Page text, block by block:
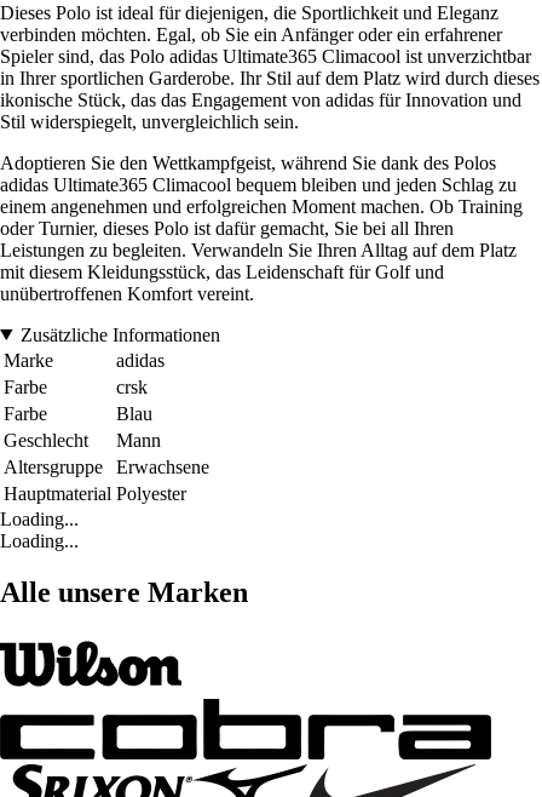
Dieses Polo ist ideal für diejenigen, die Sportlichkeit und Eleganz
verbinden möchten. Egal, ob Sie ein Anfänger oder ein erfahrener
Spieler sind, das Polo adidas Ultimate365 Climacool ist unverzichtbar
in Ihrer sportlichen Garderobe. Ihr Stil auf dem Platz wird durch dieses
ikonische Stück, das das Engagement von adidas für Innovation und
Stil widerspiegelt, unvergleichlich sein.
Adoptieren Sie den Wettkampfgeist, während Sie dank des Polos
adidas Ultimate365 Climacool bequem bleiben und jeden Schlag zu
einem angenehmen und erfolgreichen Moment machen. Ob Training
oder Turnier, dieses Polo ist dafür gemacht, Sie bei all Ihren
Leistungen zu begleiten. Verwandeln Sie Ihren Alltag auf dem Platz
mit diesem Kleidungsstück, das Leidenschaft für Golf und
unübertroffenen Komfort vereint.
Zusätzliche Informationen
Marke
adidas
Farbe
crsk
Farbe
Blau
Geschlecht
Mann
Altersgruppe
Erwachsene
Hauptmaterial Polyester
Loading...
Loading...
Alle unsere Marken